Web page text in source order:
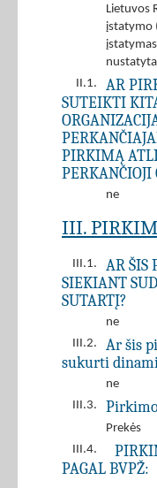
Lietuvos
įstatymo
II.1.
AR
SUTEIKTI
PIRKIMĄ
PERKANČIOJI
ne
III.
III.1.
AR ŠIS
SIEKIANT
SUTARTĮ?
ne
III.2.
Ar šis
sukurti
ne
III.3.
Prekės
III.4.
PAGAL BVPŽ: